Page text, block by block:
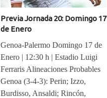
Previa Jornada 20: Domingo 17
de Enero
Genoa-Palermo Domingo 17 de
Enero | 12:30 h | Estadio Luigi
Ferraris Alineaciones Probables
Genoa (3-4-3): Perin; Izzo,
Burdisso, Ansaldi; Rincón,